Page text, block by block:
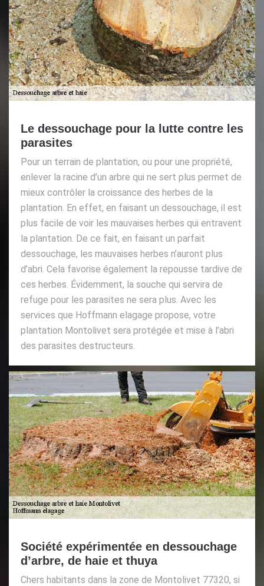
Le dessouchage pour la lutte contre les
parasites
Pour un terrain de plantation, ou pour une propriété,
enlever la racine d’un arbre qui ne sert plus permet de
mieux contrôler la croissance des herbes de la
plantation. En effet, en faisant un dessouchage, il est
plus facile de voir les mauvaises herbes qui entravent
la plantation. De ce fait, en faisant un parfait
dessouchage, les mauvaises herbes n’auront plus
d’abri. Cela favorise également la repousse tardive de
ces herbes. Évidemment, la souche qui servira de
refuge pour les parasites ne sera plus. Avec les
services que Hoffmann elagage propose, votre
plantation Montolivet sera protégée et mise à l’abri
des parasites destructeurs.
Société expérimentée en dessouchage
d’arbre, de haie et thuya
Chers habitants dans la zone de Montolivet 77320, si